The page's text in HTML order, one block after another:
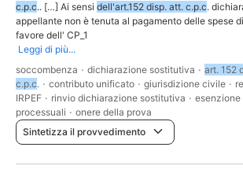
c.p.c.. […] Ai sensi dell'art.152 disp. att. c.p.c.
appellante non è tenuta al pagamento delle spese
favore dell' CP_1
Leggi di più...
soccombenza · dichiarazione sostitutiva · art. 152
c.p.c. · contributo unificato · giurisdizione civile ·
IRPEF · rinvio dichiarazione sostitutiva · esenzione
processuali · onere della prova
Sintetizza il provvedimento